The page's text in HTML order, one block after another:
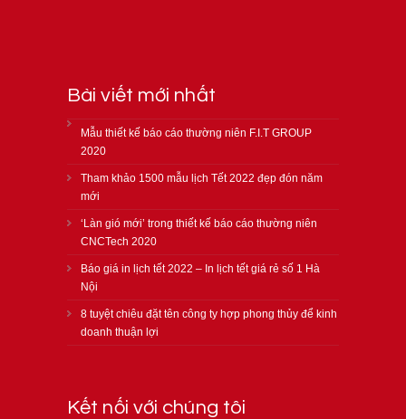
Bài viết mới nhất
Mẫu thiết kế báo cáo thường niên F.I.T GROUP
2020
Tham khảo 1500 mẫu lịch Tết 2022 đẹp đón năm
mới
‘Làn gió mới’ trong thiết kế báo cáo thường niên
CNCTech 2020
Báo giá in lịch tết 2022 – In lịch tết giá rẻ số 1 Hà
Nội
8 tuyệt chiêu đặt tên công ty hợp phong thủy để kinh
doanh thuận lợi
Kết nối với chúng tôi